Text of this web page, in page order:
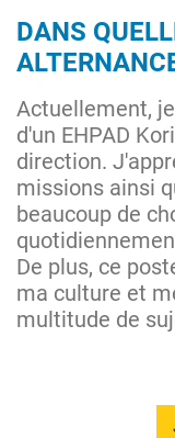
DANS
Actuellement,
d'un EHPAD
direction.
missions ainsi
beaucoup de
De plus, ce
ma culture et
multitude de